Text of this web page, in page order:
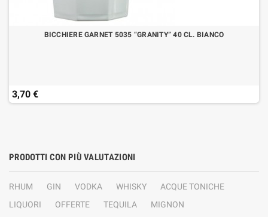
BICCHIERE GARNET 5035 “GRANITY” 40 CL. BIANCO
3,70 €
PRODOTTI CON PIÙ VALUTAZIONI
RHUM GIN VODKA WHISKY
ACQUE TONICHE
LIQUORI
OFFERTE TEQUILA
MIGNON